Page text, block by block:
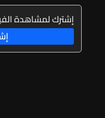
إشترك لمشاهدة